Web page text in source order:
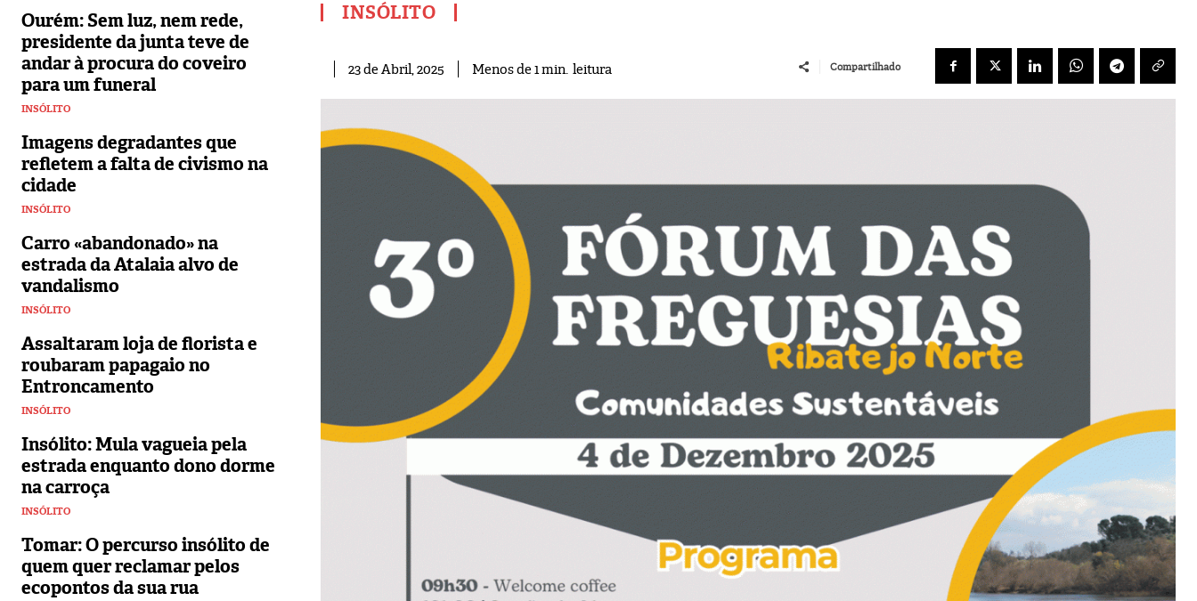
Ourém: Sem luz, nem rede,
presidente da junta teve de
andar à procura do coveiro
para um funeral
INSÓLITO
Imagens degradantes que
refletem a falta de civismo na
cidade
INSÓLITO
Carro «abandonado» na
estrada da Atalaia alvo de
vandalismo
INSÓLITO
Assaltaram loja de florista e
roubaram papagaio no
Entroncamento
INSÓLITO
Insólito: Mula vagueia pela
estrada enquanto dono dorme
na carroça
INSÓLITO
Tomar: O percurso insólito de
quem quer reclamar pelos
ecopontos da sua rua
INSÓLITO
23 de Abril, 2025 Menos de 1min. leitura Compartilhado